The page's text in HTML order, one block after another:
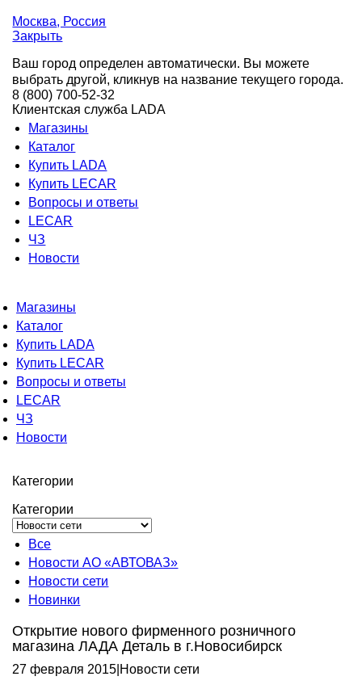
Москва, Россия
Закрыть
Ваш город определен автоматически. Вы можете
выбрать другой, кликнув на название текущего города.
8 (800) 700-52-32
Клиентская служба LADA
Магазины
Каталог
Купить LADA
Купить LECAR
Вопросы и ответы
LECAR
ЧЗ
Новости
Магазины
Каталог
Купить LADA
Купить LECAR
Вопросы и ответы
LECAR
ЧЗ
Новости
Категории
Категории
Все
Новости АО «АВТОВАЗ»
Новости сети
Новинки
Открытие нового фирменного розничного
магазина ЛАДА Деталь в г.Новосибирск
27 февраля 2015 Новости сети